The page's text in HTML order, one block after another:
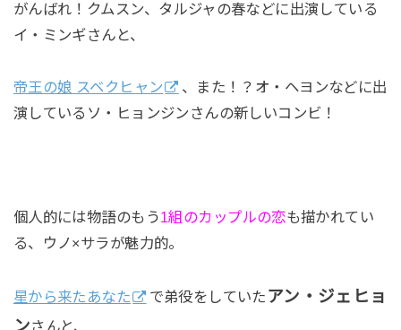
がんばれ！クムスン、タルジャの春などに出演している
イ・ミンギさんと、
帝王の娘 スベクヒャン
、また！？オ・ヘヨンなどに出
演しているソ・ヒョンジンさんの新しいコンビ！
個人的には物語のもう1組のカップルの恋も描かれてい
る、ウノ×サラが魅力的。
星から来たあなた で弟役をしていた アン・ジェヒョ